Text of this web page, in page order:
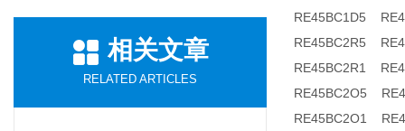
相关文章
RELATED ARTICLES
RE45BC1D5
RE45BC2R5
RE45BC2R1
RE45BC2O5
RE45BC2O1